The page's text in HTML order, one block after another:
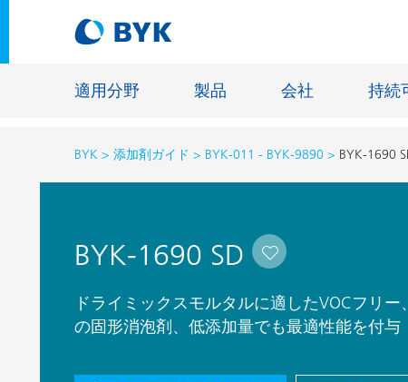
適用分野 製品 会社 持続
適用分野別の推奨製品
接着剤およびシーリング材
建築塗料
自動車・車両用塗料
床用塗料
BYK 添加剤ガイド BYK-011 - BYK-9890 BYK-1690
BYK-1690 SD
ドライミックスモルタルに適したVOCフリ
の固形消泡剤、低添加量でも最適性能を付与